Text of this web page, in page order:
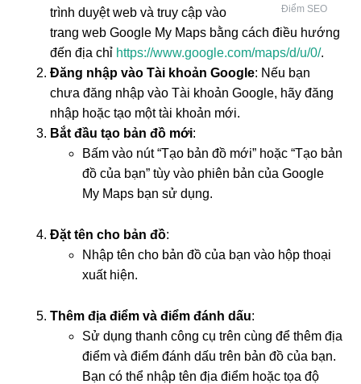
Điểm SEO
trình duyệt web và truy cập vào
trang web Google My Maps bằng cách điều hướng
đến địa chỉ https://www.google.com/maps/d/u/0/.
Đăng nhập vào Tài khoản Google: Nếu bạn
chưa đăng nhập vào Tài khoản Google, hãy đăng
nhập hoặc tạo một tài khoản mới.
Bắt đầu tạo bản đồ mới:
Bấm vào nút “Tạo bản đồ mới” hoặc “Tạo bản
đồ của bạn” tùy vào phiên bản của Google
My Maps bạn sử dụng.
Đặt tên cho bản đồ:
Nhập tên cho bản đồ của bạn vào hộp thoại
xuất hiện.
Thêm địa điểm và điểm đánh dấu:
Sử dụng thanh công cụ trên cùng để thêm địa
điểm và điểm đánh dấu trên bản đồ của bạn.
Bạn có thể nhập tên địa điểm hoặc tọa độ